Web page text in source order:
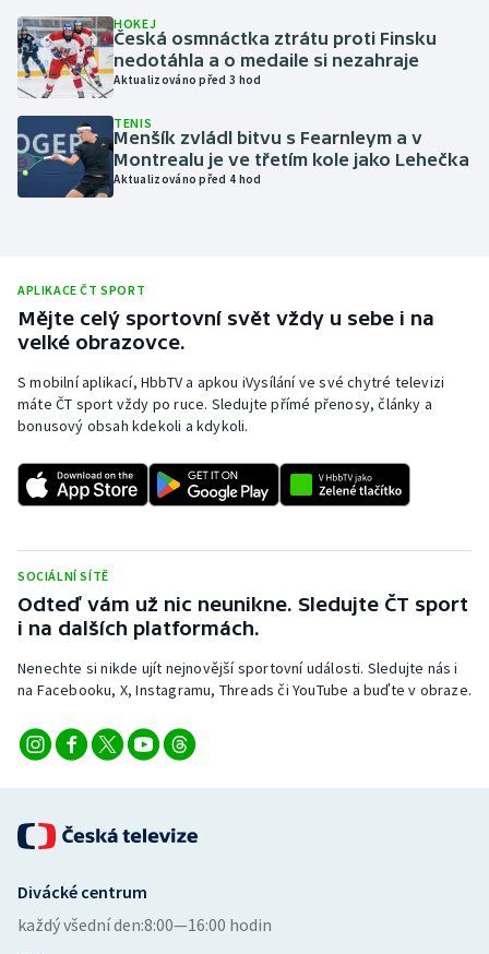
Motorsport
Olympijské hry
Parasport
Plavání
Rychlobruslení
Rychlostní kanoistika
Short track
Sportovní střelba
Veslování
Vodní slalom
Volejbal
HOKEJ
Česká osmnáctka ztrátu proti Finsku
nedotáhla a o medaile si nezahraje
Aktualizováno před 3 hod
TENIS
Menšík zvládl bitvu s Fearnleym a v
Montrealu je ve třetím kole jako Lehečka
Aktualizováno před 4 hod
APLIKACE ČT SPORT
Mějte celý sportovní svět vždy u sebe i na
velké obrazovce.
S mobilní aplikací, HbbTV a apkou iVysílání ve své chytré televizi
máte ČT sport vždy po ruce. Sledujte přímé přenosy, články a
bonusový obsah kdekoli a kdykoli.
SOCIÁLNÍ SÍTĚ
Odteď vám už nic neunikne. Sledujte ČT sport
i na dalších platformách.
Nenechte si nikde ujít nejnovější sportovní události. Sledujte nás i
na Facebooku, X, Instagramu, Threads či YouTube a buďte v obraze.
Divácké centrum
každý všední den:8:00—16:00 hodin